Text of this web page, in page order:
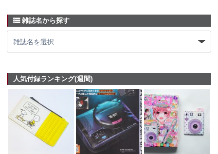
雑誌名から探す
人気付録ランキング(週間)